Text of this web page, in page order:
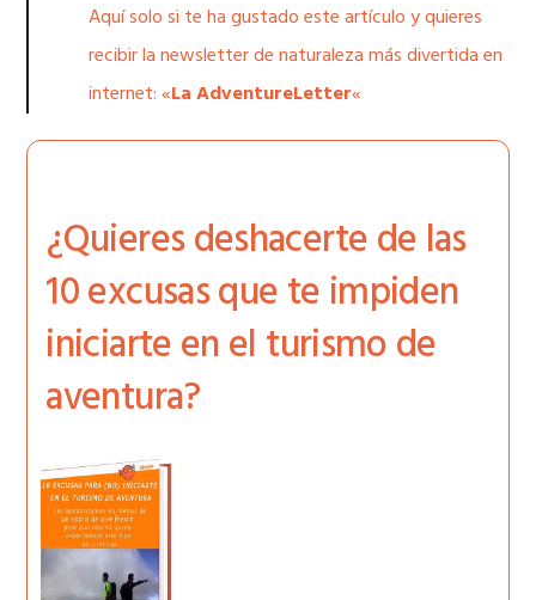
Aquí solo si te ha gustado este artículo y quieres
recibir la newsletter de naturaleza más divertida en
internet: «La AdventureLetter«
¿Quieres deshacerte de las
10 excusas que te impiden
iniciarte en el turismo de
aventura?